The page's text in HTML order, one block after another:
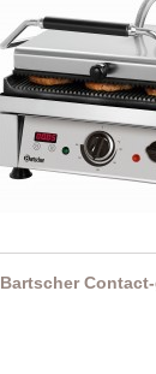
Bartscher